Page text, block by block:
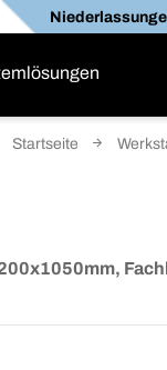
Startseite